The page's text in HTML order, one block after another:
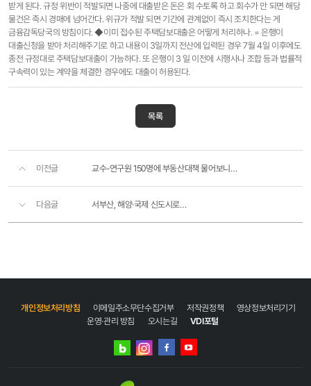
받게 된다. 규정 위반이 적발되면 나중에 대출받은 돈은 회 수토록 하고 회수가 안 되면 해당
물건은 즉시 경매에 넘어간다. 위규가 적발 되면 기간에 관계없이 즉시 조치한다는 게
금융감독당국의 방침이다. ◆이미 접수된 주택담보대출은 어떻게 처리하나. = 은행이
대출신청을 받아 처리해주기로 하고 내용이 3일까지 전산에 입력된 경우 7월 4일 이후에도
종전 규정대로 주택담보대출이 가능하다. 또 은행이 3 일 이전에 시행사나 조합 등과 법률적
구속력이 있는 계약을 체결한 경우에도 대출이 허용된다.
목록
이전글 교수-연구원 150명에 부동산대책 물어보니…
다음글 서부산, 해양·국제 신도시로…
개인정보처리방침 이메일주소무단수집거부 저작권정책
영상정보처리기기
운영·관리 방침
오시는길 VDI포털
네이버
인스타그램